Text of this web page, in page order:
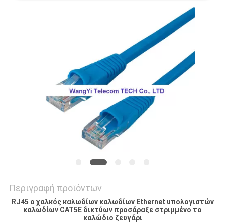
Περιγραφή προϊόντων
RJ45 ο χαλκός καλωδίων καλωδίων Ethernet υπολογιστών
καλωδίων CAT5E δικτύων προσάραξε στριμμένο το
καλώδιο ζευγάρι